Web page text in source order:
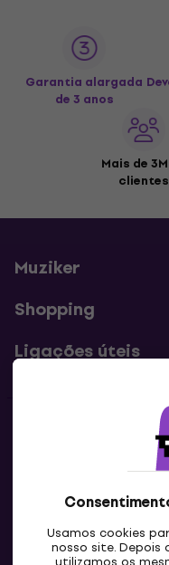
Usamos cookies
nosso site.
Garantia alargada
de 3 anos
Mais de
clientes
Muziker
Shopping
Ligações úteis